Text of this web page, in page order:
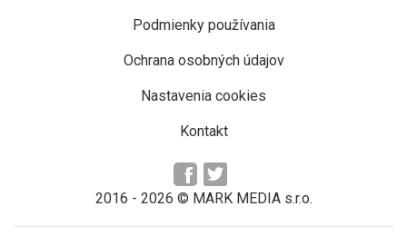
Podmienky používania
Ochrana osobných údajov
Nastavenia cookies
Kontakt
2016 - 2026 © MARK MEDIA s.r.o.